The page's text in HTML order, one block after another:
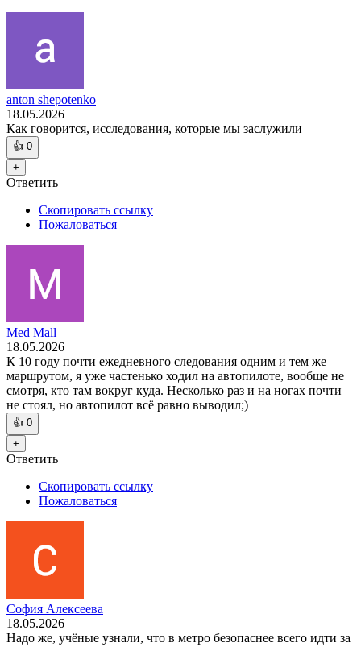
anton shepotenko
18.05.2026
Как говорится, исследования, которые мы заслужили
👍 0
+
Ответить
Скопировать ссылку
Пожаловаться
Med Mall
18.05.2026
К 10 году почти ежедневного следования одним и тем же
маршрутом, я уже частенько ходил на автопилоте, вообще не
смотря, кто там вокруг куда. Несколько раз и на ногах почти
не стоял, но автопилот всё равно выводил;)
👍 0
+
Ответить
Скопировать ссылку
Пожаловаться
София Алексеева
18.05.2026
Надо же, учёные узнали, что в метро безопаснее всего идти за